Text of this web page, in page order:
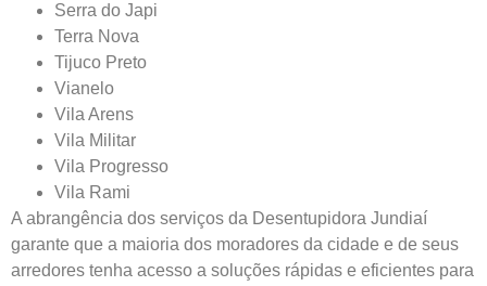
Serra do Japi
Terra Nova
Tijuco Preto
Vianelo
Vila Arens
Vila Militar
Vila Progresso
Vila Rami
A abrangência dos serviços da Desentupidora Jundiaí
garante que a maioria dos moradores da cidade e de seus
arredores tenha acesso a soluções rápidas e eficientes para